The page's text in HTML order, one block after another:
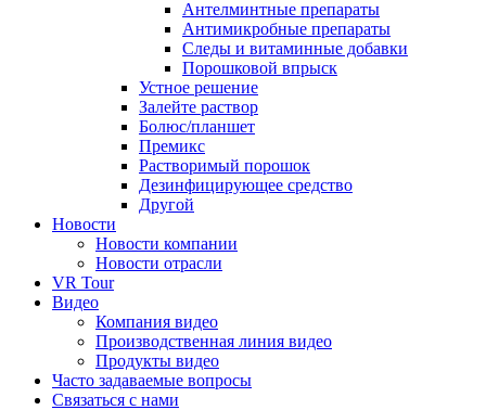
Антелминтные препараты
Антимикробные препараты
Следы и витаминные добавки
Порошковой впрыск
Устное решение
Залейте раствор
Болюс/планшет
Премикс
Растворимый порошок
Дезинфицирующее средство
Другой
Новости
Новости компании
Новости отрасли
VR Tour
Видео
Компания видео
Производственная линия видео
Продукты видео
Часто задаваемые вопросы
Связаться с нами